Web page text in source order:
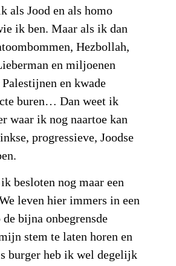
als Jood en als homo
ik ben. Maar als ik dan
Hezbollah,
en miljoenen
en kwade
buren… Dan weet ik
waar ik nog naartoe kan
progressieve, Joodse
besloten nog maar een
leven hier immers in een
bijna onbegrensde
stem te laten horen en
burger heb ik wel degelijk